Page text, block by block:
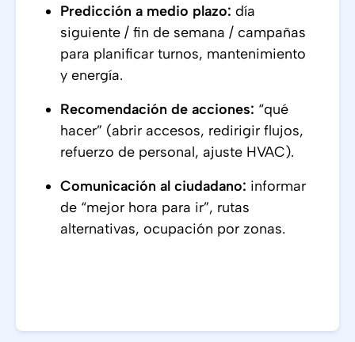
Predicción a medio plazo: día
siguiente / fin de semana / campañas
para planificar turnos, mantenimiento
y energía.
Recomendación de acciones: “qué
hacer” (abrir accesos, redirigir flujos,
refuerzo de personal, ajuste HVAC).
Comunicación al ciudadano: informar
de “mejor hora para ir”, rutas
alternativas, ocupación por zonas.